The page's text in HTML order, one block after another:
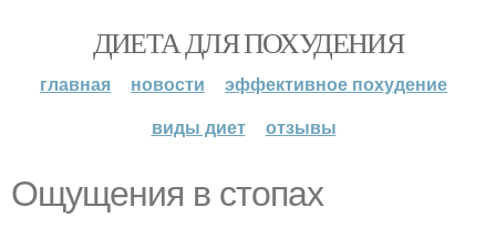
ДИЕТА ДЛЯ ПОХУДЕНИЯ
главная новости
эффективное похудение
виды диет
отзывы
Ощущения в стопах